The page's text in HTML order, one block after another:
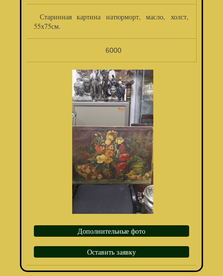
Старинная картина натюрморт, масло, холст,
55х75см.
6000
Дополнительные фото
Оставить заявку